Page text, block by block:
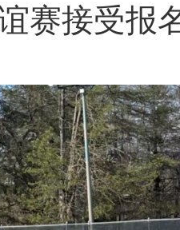
赛接受报